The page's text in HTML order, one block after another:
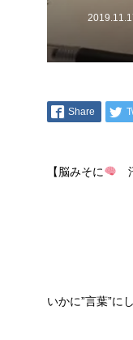
Share
【脳みそに
いかに”言葉”に